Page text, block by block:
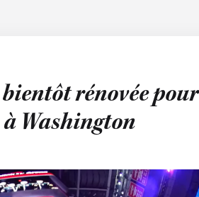
rénovée pour
Washington